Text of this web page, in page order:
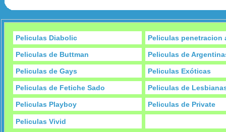
Peliculas Diabolic Peliculas penetracion
Peliculas de Buttman Peliculas de
Peliculas de Gays Peliculas Exóticas
Peliculas de Fetiche Sado Peliculas de
Peliculas Playboy Peliculas de Private
Peliculas Vivid